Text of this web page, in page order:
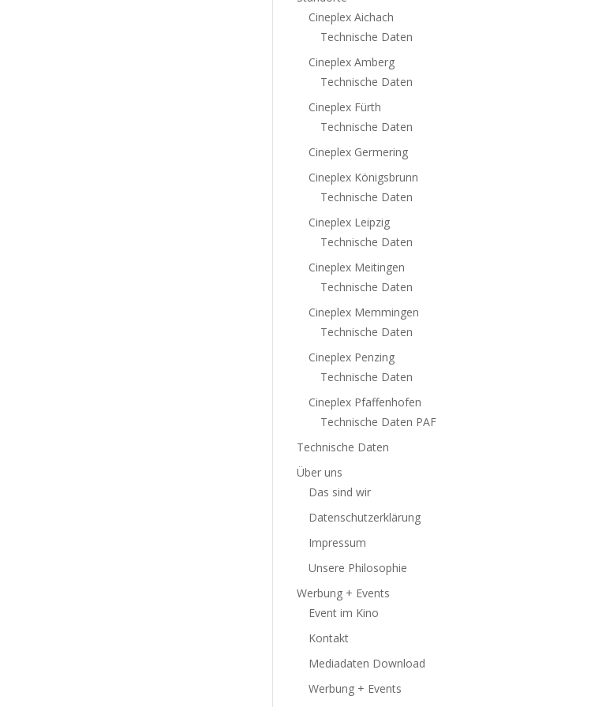
Cineplex Aichach
Technische Daten
Cineplex Amberg
Technische Daten
Cineplex Fürth
Technische Daten
Cineplex Germering
Cineplex Königsbrunn
Technische Daten
Cineplex Leipzig
Technische Daten
Cineplex Meitingen
Technische Daten
Cineplex Memmingen
Technische Daten
Cineplex Penzing
Technische Daten
Cineplex Pfaffenhofen
Technische Daten PAF
Technische Daten
Über uns
Das sind wir
Datenschutzerklärung
Impressum
Unsere Philosophie
Werbung + Events
Event im Kino
Kontakt
Mediadaten Download
Werbung + Events